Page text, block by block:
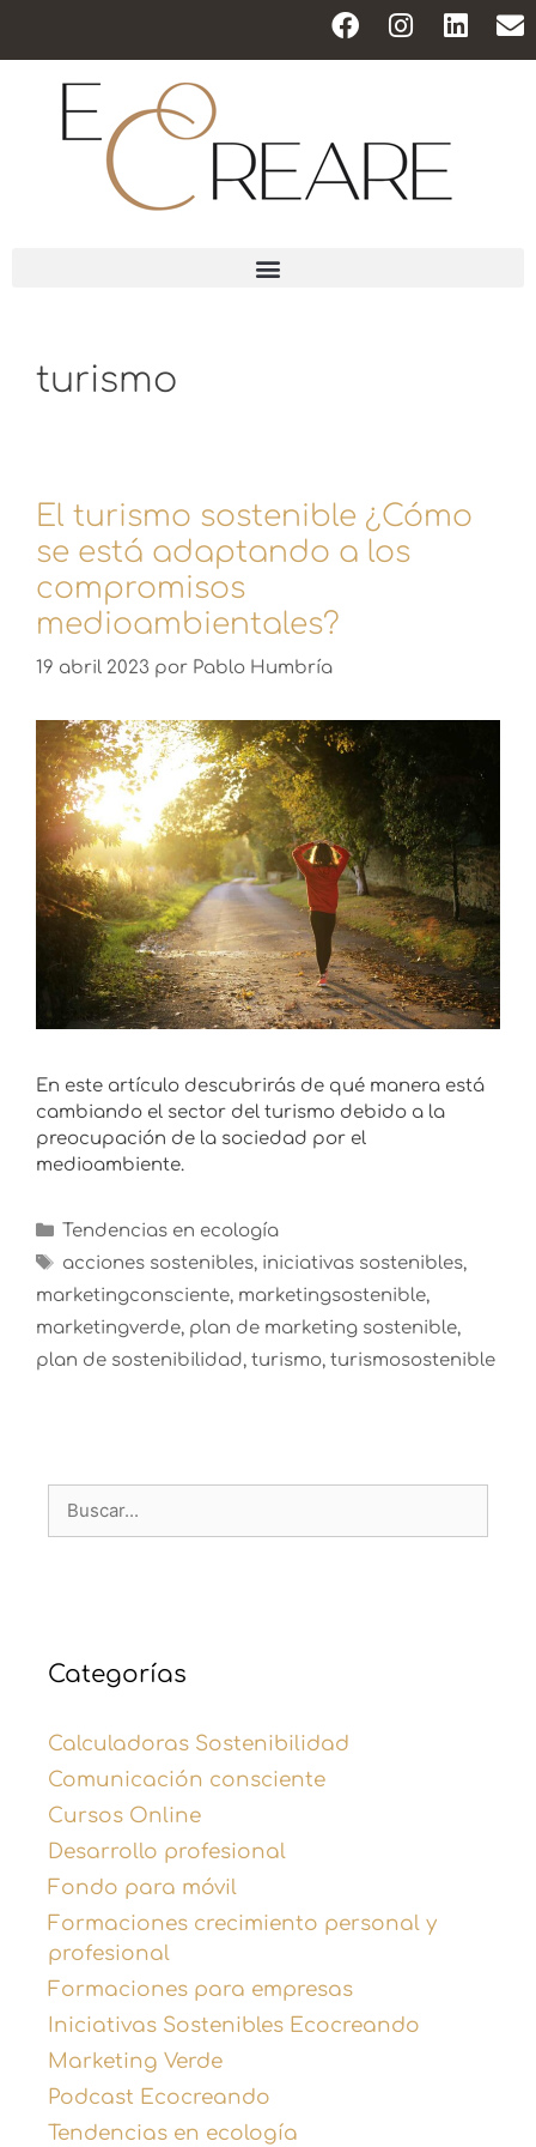
turismo
El turismo sostenible ¿Cómo
se está adaptando a los
compromisos
medioambientales?
19 abril 2023 por Pablo Humbría
En este artículo descubrirás de qué manera está
cambiando el sector del turismo debido a la
preocupación de la sociedad por el
medioambiente.
Tendencias en ecología
acciones sostenibles, iniciativas sostenibles,
marketingconsciente, marketingsostenible,
marketingverde, plan de marketing sostenible,
plan de sostenibilidad, turismo, turismosostenible
Categorías
Calculadoras Sostenibilidad
Comunicación consciente
Cursos Online
Desarrollo profesional
Fondo para móvil
Formaciones crecimiento personal y
profesional
Formaciones para empresas
Iniciativas Sostenibles Ecocreando
Marketing Verde
Podcast Ecocreando
Tendencias en ecología